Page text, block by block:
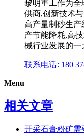
黎明重工作为
供商,创新技术
高产量制砂生产
产节能降耗,高
械行业发展的一
联系电话: 180
Menu
相关文章
开采石膏粉矿需